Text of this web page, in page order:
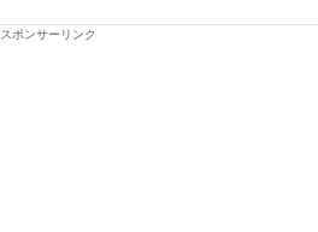
スポンサーリンク